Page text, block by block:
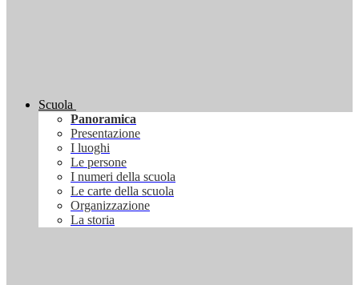
Scuola
Panoramica
Presentazione
I luoghi
Le persone
I numeri della scuola
Le carte della scuola
Organizzazione
La storia